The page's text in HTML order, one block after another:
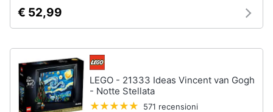
Animali
Motori
Libri,
cd
€ 52,99
LEGO - 21333 Ideas Vincent van Gogh
- Notte Stellata
571 recensioni